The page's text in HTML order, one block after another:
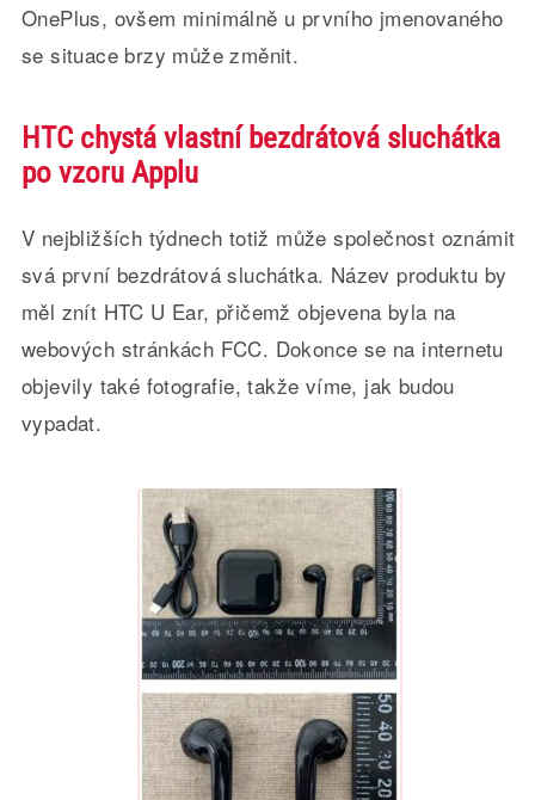
OnePlus, ovšem minimálně u prvního jmenovaného
se situace brzy může změnit.
HTC chystá vlastní bezdrátová sluchátka
po vzoru Applu
V nejbližších týdnech totiž může společnost oznámit
svá první bezdrátová sluchátka. Název produktu by
měl znít HTC U Ear, přičemž objevena byla na
webových stránkách FCC. Dokonce se na internetu
objevily také fotografie, takže víme, jak budou
vypadat.